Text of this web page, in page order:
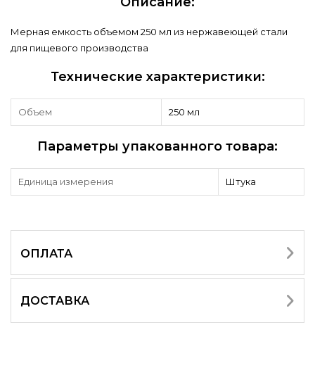
Мерная емкость объемом 250 мл из нержавеющей стали
для пищевого производства
Технические характеристики:
Объем 250 мл
Параметры упакованного товара:
Единица измерения Штука
ОПЛАТА
ДОСТАВКА